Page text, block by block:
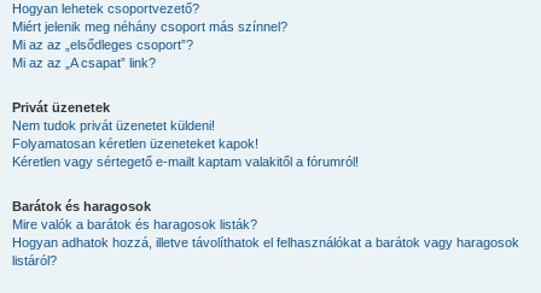
Hogyan lehetek csoportvezető?
Miért jelenik meg néhány csoport más színnel?
Mi az az „elsődleges csoport”?
Mi az az „A csapat” link?
Privát üzenetek
Nem tudok privát üzenetet küldeni!
Folyamatosan kéretlen üzeneteket kapok!
Kéretlen vagy sértegető e-mailt kaptam valakitől a fórumról!
Barátok és haragosok
Mire valók a barátok és haragosok listák?
Hogyan adhatok hozzá, illetve távolíthatok el felhasználókat a barátok vagy haragosok
listáról?